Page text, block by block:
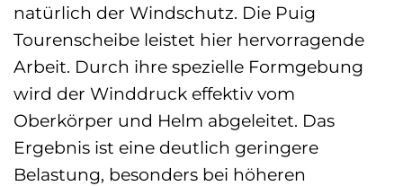
natürlich der Windschutz. Die Puig
Tourenscheibe leistet hier hervorragende
Arbeit. Durch ihre spezielle Formgebung
wird der Winddruck effektiv vom
Oberkörper und Helm abgeleitet. Das
Ergebnis ist eine deutlich geringere
Belastung, besonders bei höheren